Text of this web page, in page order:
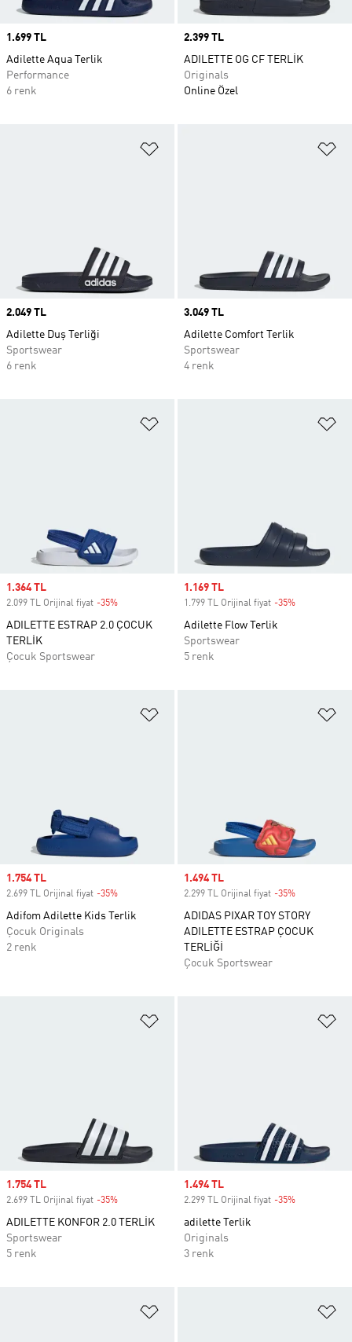
Price
1.699 TL
Adilette Aqua Terlik
Performance
6 renk
Price
2.399 TL
ADILETTE OG CF TERLİK
Originals
Online Özel
Price
2.049 TL
Adilette Duş Terliği
Sportswear
6 renk
Price
3.049 TL
Adilette Comfort Terlik
Sportswear
4 renk
Sale price
1.364 TL
2.099 TL Orijinal fiyat -35%
ADILETTE ESTRAP 2.0 ÇOCUK
TERLİK
Çocuk Sportswear
Sale price
1.169 TL
1.799 TL Orijinal fiyat -35%
Adilette Flow Terlik
Sportswear
5 renk
Sale price
1.754 TL
2.699 TL Orijinal fiyat -35%
Adifom Adilette Kids Terlik
Çocuk Originals
2 renk
Sale price
1.494 TL
2.299 TL Orijinal fiyat -35%
ADIDAS PIXAR TOY STORY
ADILETTE ESTRAP ÇOCUK
TERLİĞİ
Çocuk Sportswear
Sale price
1.754 TL
2.699 TL Orijinal fiyat -35%
ADILETTE KONFOR 2.0 TERLİK
Sportswear
5 renk
Sale price
1.494 TL
2.299 TL Orijinal fiyat -35%
adilette Terlik
Originals
3 renk